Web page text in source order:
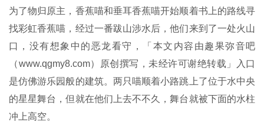
为了物归原主，香蕉喵和垂耳香蕉喵开始顺着书上的路线寻
找彩虹香蕉喵，经过一番跋山涉水后，他们来到了一处火山
口，没有想象中的恶龙看守，「 本文内容由趣果弥音吧
（www.qgmy8.com）原创撰写，未经许可谢绝转载」
入口
是仿佛游乐园般的建筑。两只喵顺着小路跳上了位于水中央
的星星舞台，但就在他们上去不不久，舞台就被下面的水柱
冲上高空。